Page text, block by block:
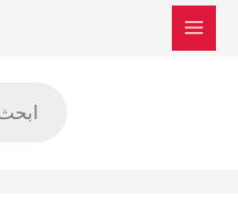
تخطيكمية
EK77539L112B